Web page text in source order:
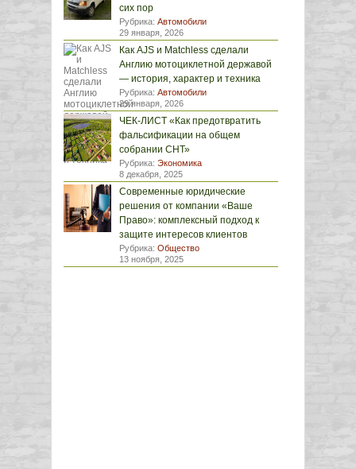
сих пор
Рубрика: Автомобили
29 января, 2026
Как AJS и Matchless сделали
Англию мотоциклетной державой
— история, характер и техника
Рубрика: Автомобили
29 января, 2026
ЧЕК-ЛИСТ «Как предотвратить
фальсификации на общем
собрании СНТ»
Рубрика: Экономика
8 декабря, 2025
Современные юридические
решения от компании «Ваше
Право»: комплексный подход к
защите интересов клиентов
Рубрика: Общество
13 ноября, 2025